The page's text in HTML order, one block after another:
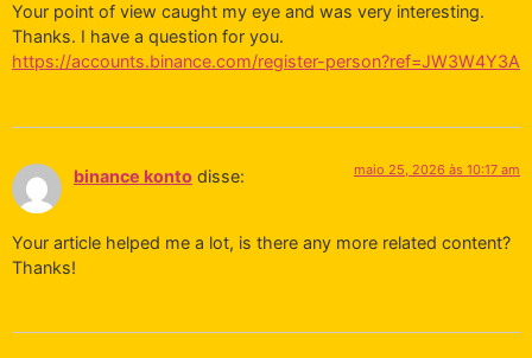
Your point of view caught my eye and was very interesting.
Thanks. I have a question for you.
https://accounts.binance.com/register-person?ref=JW3W4Y3A
binance konto disse: maio 25, 2026 às 10:17 am
Your article helped me a lot, is there any more related content?
Thanks!